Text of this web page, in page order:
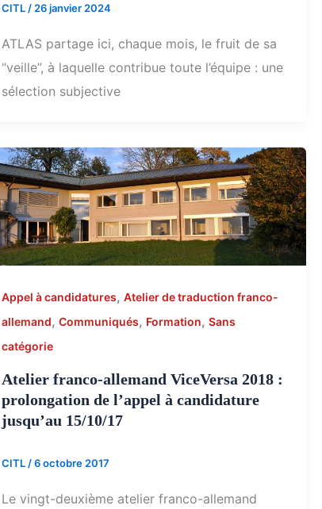
CITL / 26 janvier 2024
ATLAS partage ici, chaque mois, le fruit de sa
“veille”, à laquelle contribue toute l’équipe : une
sélection subjective
Appel à candidatures, Atelier de traduction franco-
allemand, Communiqués, Formation, Sans
catégorie
Atelier franco-allemand ViceVersa 2018 :
prolongation de l’appel à candidature
jusqu’au 15/10/17
CITL /6 octobre 2017
Le vingt-deuxième atelier franco-allemand